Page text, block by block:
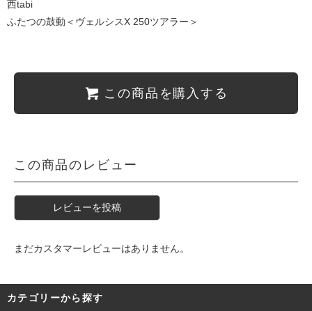
西tabi
ふたつの鼓動＜ヴェルシスX 250ツアラー＞
この商品を購入する
この商品のレビュー
レビューを投稿
まだカスタマーレビューはありません。
カテゴリーから探す